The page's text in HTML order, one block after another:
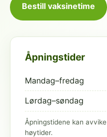
Bestill vaksinetime
Åpningstider
Mandag–fredag
Lørdag–søndag
Åpningstidene kan
høytider.